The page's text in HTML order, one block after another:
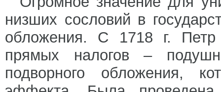
низших сословий в
обложения. С 1718 г.
прямых налогов –
подворного обложения,